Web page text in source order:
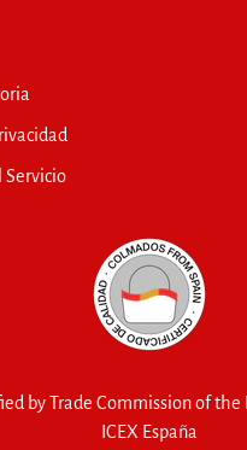
Servicio
by Trade Commission of the
ICEX España